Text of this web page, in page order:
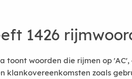
1426
toont woorden die rijmen op
klankovereenkomsten zoals